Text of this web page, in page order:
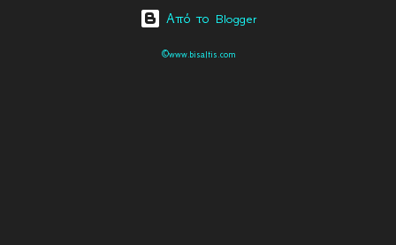
Από το Blogger
©www.bisaltis.com